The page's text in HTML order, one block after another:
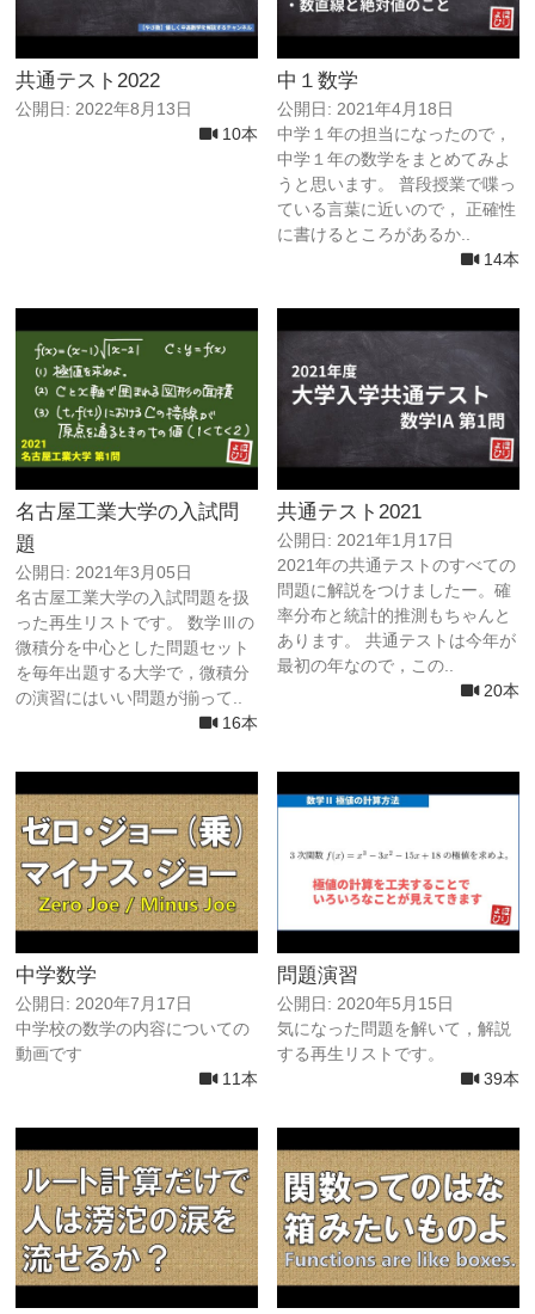
共通テスト2022
公開日: 2022年8月13日
10本
中１数学
公開日: 2021年4月18日
中学１年の担当になったので，
中学１年の数学をまとめてみよ
うと思います。 普段授業で喋っ
ている言葉に近いので， 正確性
に書けるところがあるか..
14本
名古屋工業大学の入試問
題
公開日: 2021年3月05日
名古屋工業大学の入試問題を扱
った再生リストです。 数学Ⅲの
微積分を中心とした問題セット
を毎年出題する大学で，微積分
の演習にはいい問題が揃って..
16本
共通テスト2021
公開日: 2021年1月17日
2021年の共通テストのすべての
問題に解説をつけましたー。確
率分布と統計的推測もちゃんと
あります。 共通テストは今年が
最初の年なので，この..
20本
中学数学
公開日: 2020年7月17日
中学校の数学の内容についての
動画です
11本
問題演習
公開日: 2020年5月15日
気になった問題を解いて，解説
する再生リストです。
39本